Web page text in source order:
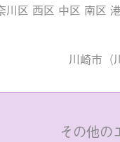
川区 西区 中区 南区
川崎市（
その他の